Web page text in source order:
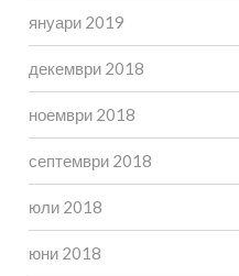
януари 2019
декември 2018
ноември 2018
септември 2018
юли 2018
юни 2018